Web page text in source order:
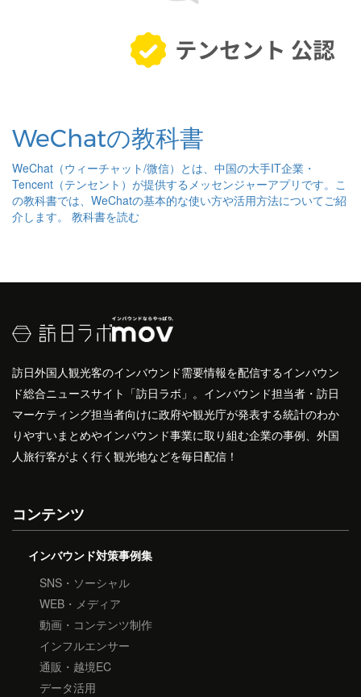
WeChatの教科書
WeChat（ウィーチャット/微信）とは、中国の大手IT企業・
Tencent（テンセント）が提供するメッセンジャーアプリです。こ
の教科書では、WeChatの基本的な使い方や活用方法についてご紹
介します。 教科書を読む
訪日外国人観光客のインバウンド需要情報を配信するインバウン
ド総合ニュースサイト「訪日ラボ」。インバウンド担当者・訪日
マーケティング担当者向けに政府や観光庁が発表する統計のわか
りやすいまとめやインバウンド事業に取り組む企業の事例、外国
人旅行客がよく行く観光地などを毎日配信！
コンテンツ
インバウンド対策事例集
SNS・ソーシャル
WEB・メディア
動画・コンテンツ制作
インフルエンサー
通販・越境EC
データ活用